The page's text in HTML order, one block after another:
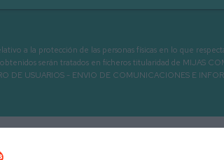
a la protección de las personas físicas en lo que
serán tratados en ficheros titularidad de MIJAS
DE USUARIOS - ENVIO DE COMUNICACIONES E